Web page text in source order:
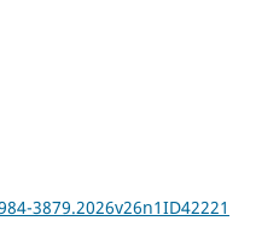
3879.2026v26n1ID42221